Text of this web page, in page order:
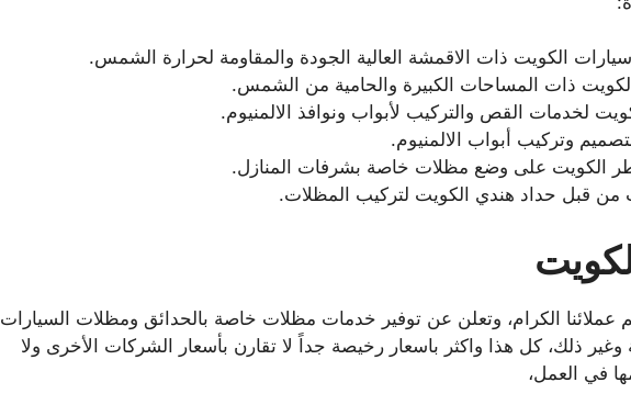
الكويت ذات الاقمشة العالية الجودة والمقاومة لحرارة الشمس.
الكويت ذات المساحات الكبيرة والحامية من الشمس.
لخدمات القص والتركيب لأبواب ونوافذ الالمنيوم.
وتركيب أبواب الالمنيوم.
الكويت على وضع مظلات خاصة بشرفات المنازل.
من قبل حداد هندي الكويت لتركيب المظلات.
عملائنا الكرام، وتعلن عن توفير خدمات مظلات خاصة بالحدائق ومظلات السيارات
ذلك، كل هذا واكثر باسعار رخيصة جداً لا تقارن بأسعار الشركات الأخرى ولا
في العمل،